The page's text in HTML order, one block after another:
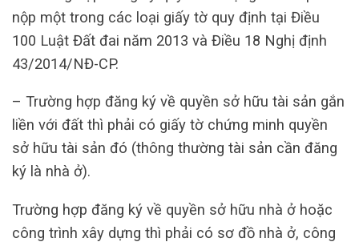
nộp một trong các loại giấy tờ quy định tại Điều
100 Luật Đất đai năm 2013 và Điều 18 Nghị định
43/2014/NĐ-CP.
– Trường hợp đăng ký về quyền sở hữu tài sản gắn
liền với đất thì phải có giấy tờ chứng minh quyền
sở hữu tài sản đó (thông thường tài sản cần đăng
ký là nhà ở).
Trường hợp đăng ký về quyền sở hữu nhà ở hoặc
công trình xây dựng thì phải có sơ đồ nhà ở, công